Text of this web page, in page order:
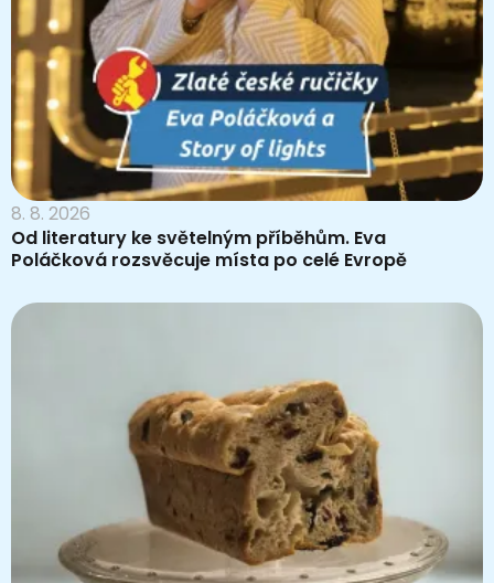
8. 8. 2026
Od literatury ke světelným příběhům. Eva
Poláčková rozsvěcuje místa po celé Evropě